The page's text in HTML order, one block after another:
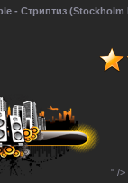
- Стриптиз
" />